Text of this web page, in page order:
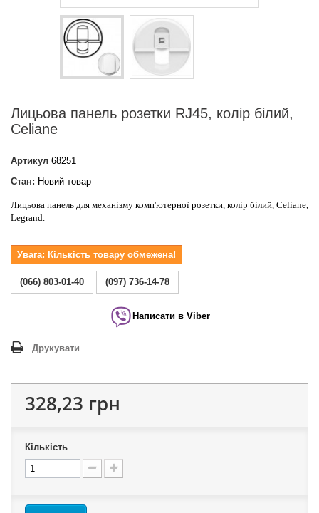
Лицьова панель розетки RJ45, колір білий,
Celiane
Артикул 68251
Стан: Новий товар
Лицьова панель для механізму комп'ютерної розетки, колір білий, Celiane,
Legrand.
Увага: Кількість товару обмежена!
(066) 803-01-40 (097) 736-14-78
Написати в Viber
Друкувати
328,23 грн
Кількість